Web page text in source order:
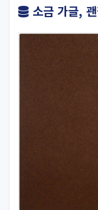
소금 가글,